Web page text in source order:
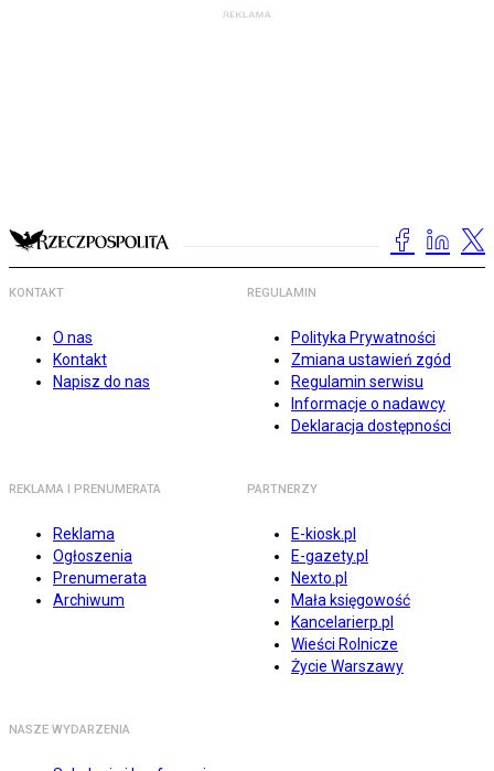
KONTAKT
O nas
Kontakt
Napisz do nas
REGULAMIN
Polityka Prywatności
Zmiana ustawień zgód
Regulamin serwisu
Informacje o nadawcy
Deklaracja dostępności
REKLAMA I PRENUMERATA
Reklama
Ogłoszenia
Prenumerata
Archiwum
PARTNERZY
E-kiosk.pl
E-gazety.pl
Nexto.pl
Mała księgowość
Kancelarierp.pl
Wieści Rolnicze
Życie Warszawy
NASZE WYDARZENIA